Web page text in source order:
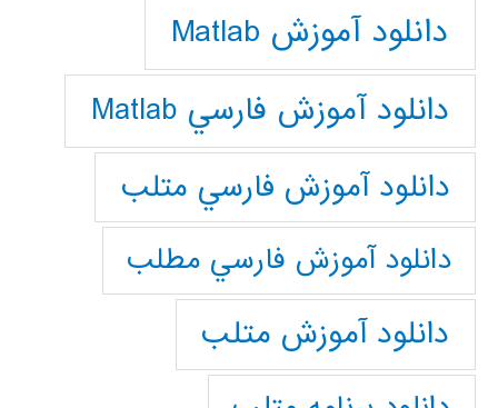
دانلود آموزش Matlab
دانلود آموزش فارسي Matlab
دانلود آموزش فارسي متلب
دانلود آموزش فارسي مطلب
دانلود آموزش متلب